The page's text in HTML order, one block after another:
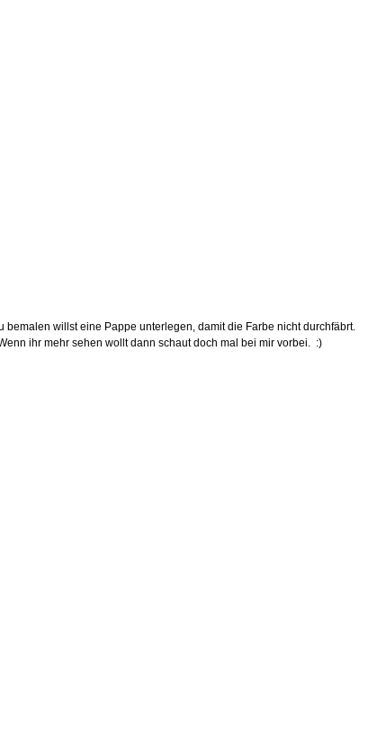
willst eine Pappe unterlegen, damit die Farbe nicht durchfäbrt.
ihr mehr sehen wollt dann schaut doch mal bei mir vorbei.
:)